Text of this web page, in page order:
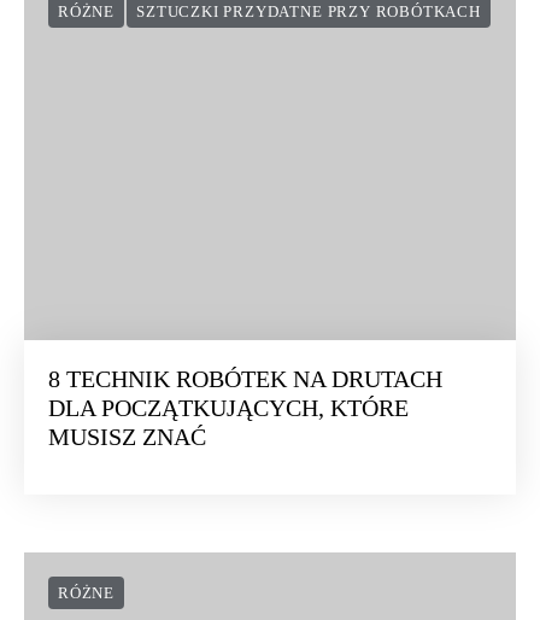
RÓŻNE SZTUCZKI PRZYDATNE PRZY ROBÓTKACH
8 TECHNIK ROBÓTEK NA DRUTACH
DLA POCZĄTKUJĄCYCH, KTÓRE
MUSISZ ZNAĆ
RÓŻNE